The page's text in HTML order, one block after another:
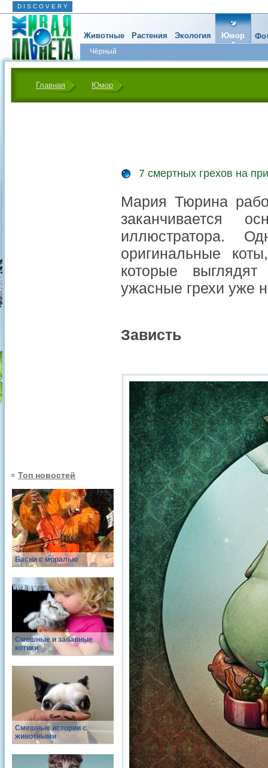
D I S C O V E R Y
Животные Растения Экология Юмор
Чёрный
Главная Юмор
Топ новостей
Басни с моралью
Смешные и забавные
котики
Смешные истории с
животными
7 смертных грехов на
Мария Тюрина
заканчивается
иллюстратора.
оригинальные
которые
ужасные грехи уже
Зависть